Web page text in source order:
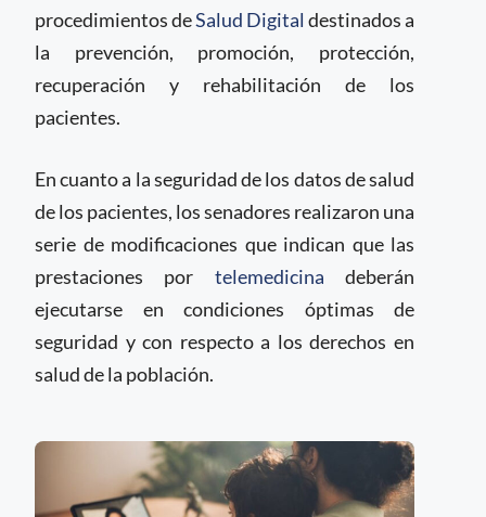
procedimientos deSalud Digital destinados a
la prevención, promoción, protección,
recuperación y rehabilitación de los
pacientes.
En cuanto a la seguridad de los datos de salud
de los pacientes, los senadores realizaron una
serie de modificaciones que indican que las
prestaciones por telemedicina deberán
ejecutarse en condiciones óptimas de
seguridad y con respecto a los derechos en
salud de la población.